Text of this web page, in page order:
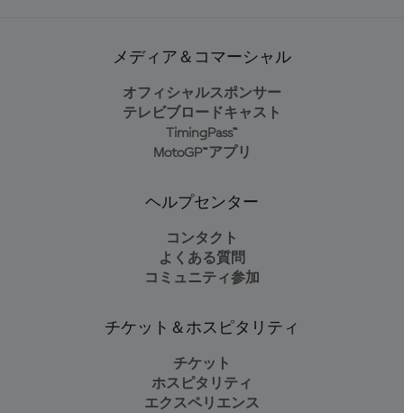
メディア＆コマーシャル
オフィシャルスポンサー
テレビブロードキャスト
TimingPass™
MotoGP™アプリ
ヘルプセンター
コンタクト
よくある質問
コミュニティ参加
チケット＆ホスピタリティ
チケット
ホスピタリティ
エクスペリエンス